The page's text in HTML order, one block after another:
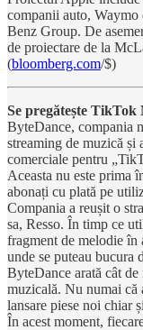
companii auto,
Benz Group. De
de proiectare de la
(bloomberg.com/$)
Se pregătește TikTok
ByteDance, compania
streaming de muzică și
comerciale pentru
Aceasta nu este prima
abonați cu plată pe
Compania a reușit o
sa, Resso. În timp ce
fragment de melodie în
unde se puteau bucura
ByteDance arată cât
muzicală. Nu numai că
lansare piese noi chiar
În acest moment,